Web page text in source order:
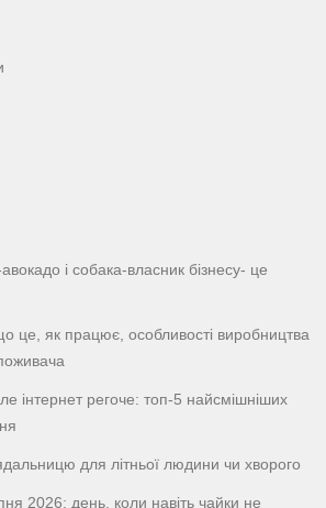
і собака-власник бізнесу- це
це, як працює, особливості виробництва
інтернет регоче: топ-5 найсмішніших
для літньої людини чи хворого
2026: день, коли навіть чайки не